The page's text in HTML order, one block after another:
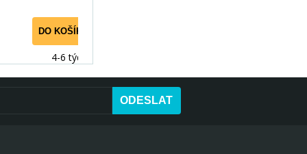
jsou dokonale
i
DO KOŠÍKU
4-6 týdnů
ODESLAT